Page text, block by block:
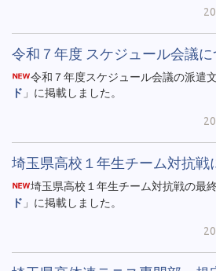
令和７年度 スケジュール会議に
令和７年度スケジュール会議の派遣
ド 」に掲載しました。
埼玉県高校１年生チーム対抗戦
埼玉県高校１年生チーム対抗戦の最
ド 」に掲載しました。